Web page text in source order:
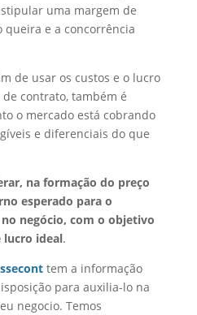
uma margem de
e a concorrência
de usar os custos e o lucro
contrato, também é
o mercado está cobrando
e diferenciais do que
na formação do preço
esperado para o
negócio, com o objetivo
lucro ideal.
tem a informação
para auxilia-lo na
negocio. Temos